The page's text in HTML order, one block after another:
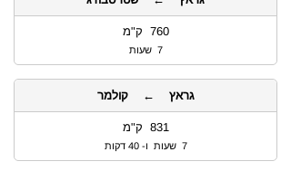
760 ק"מ
7 שעות
גראץ ← קולמר
831 ק"מ
7 שעות ו- 40 דקות